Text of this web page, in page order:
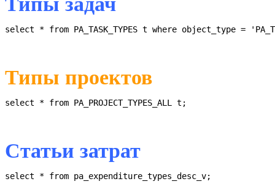
select * from PA_TASK_TYPES t where object_type =
Типы проектов
select * from PA_PROJECT_TYPES_ALL t;
Статьи затрат
select * from pa_expenditure_types_desc_v;